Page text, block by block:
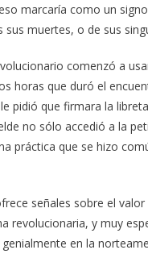
marcaría como un
muertes, o de sus
comenzó a
horas que duró el
pidió que firmara la
no sólo accedió a la
práctica que se hizo
señales sobre el
revolucionaria, y muy
en la